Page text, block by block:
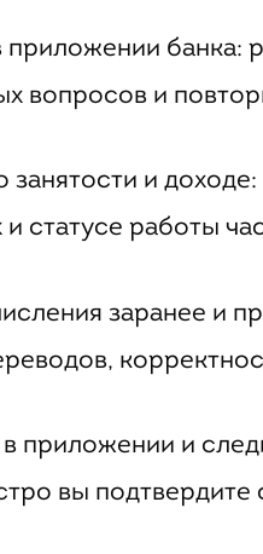
приложении банка:
вопросов и
занятости и
статусе работы
заранее и
приложении и
вы